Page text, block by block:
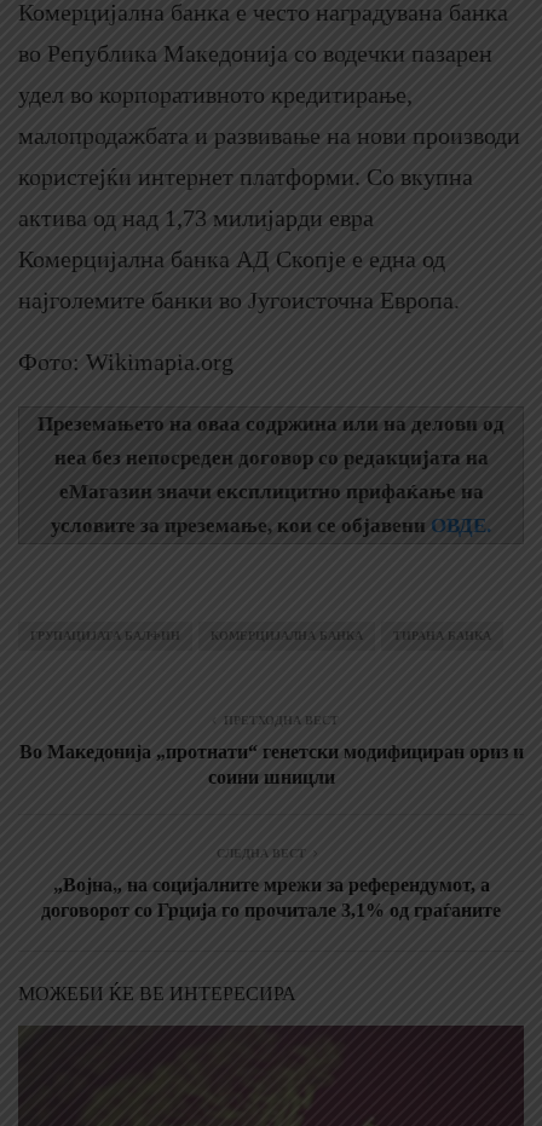
Комерцијална банка е често наградувана банка
во Република Македонија со водечки пазарен
удел во корпоративното кредитирање,
малопродажбата и развивање на нови производи
користејќи интернет платформи. Со вкупна
актива од над 1,73 милијарди евра
Комерцијална банка АД Скопје е една од
најголемите банки во Југоисточна Европа.
Фото: Wikimapia.org
Преземањето на оваа содржина или на делови од
неа без непосреден договор со редакцијата на
еМагазин значи експлицитно прифаќање на
условите за преземање, кои се објавени ОВДЕ.
ГРУПАЦИЈАТА БАЛФИН КОМЕРЦИЈАЛНА БАНКА ТИРАНА БАНКА
ПРЕТХОДНА ВЕСТ
Во Македонија „протнати“ генетски модифициран ориз и
соини шницли
СЛЕДНА ВЕСТ
„Војна„ на социјалните мрежи за референдумот, а
договорот со Грција го прочитале 3,1% од граѓаните
МОЖЕБИ ЌЕ ВЕ ИНТЕРЕСИРА